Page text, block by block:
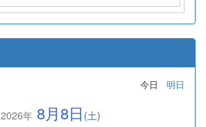
今日 明日
2026年 8月8日 (土)